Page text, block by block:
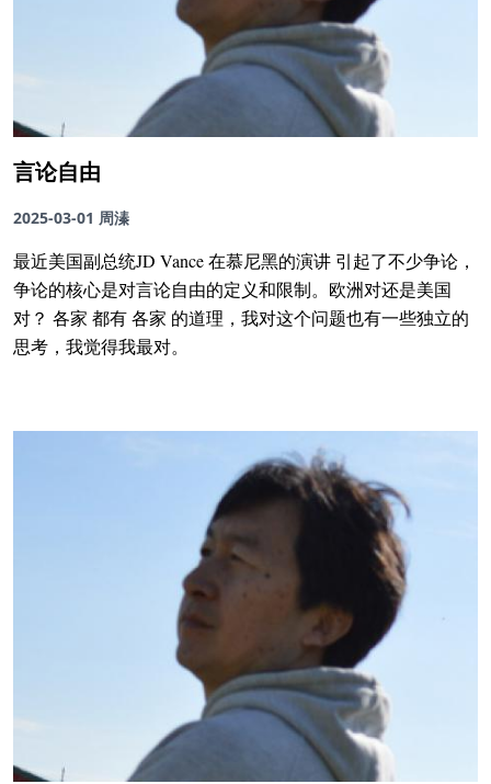
言论自由
2025-03-01 周溱
最近美国副总统JD Vance 在慕尼黑的演讲 引起了不少争论，
争论的核心是对言论自由的定义和限制。欧洲对还是美国
对？ 各家 都有 各家 的道理，我对这个问题也有一些独立的
思考，我觉得我最对。